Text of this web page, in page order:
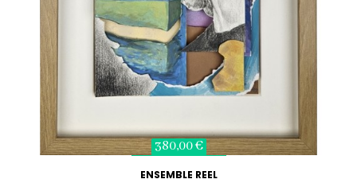
380,00 €
ENSEMBLE REEL